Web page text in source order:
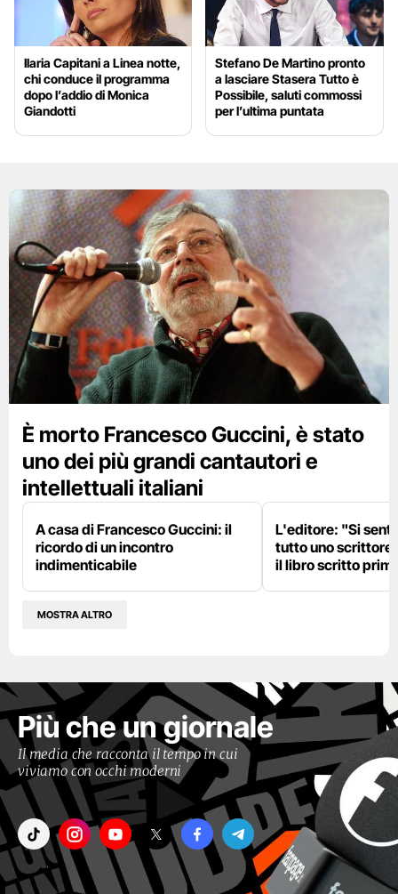
Ilaria Capitani a Linea notte,
chi conduce il programma
dopo l’addio di Monica
Giandotti
Stefano De Martino pronto
a lasciare Stasera Tutto è
Possibile, saluti commossi
per l’ultima puntata
È morto Francesco Guccini, è stato
uno dei più grandi cantautori e
intellettuali italiani
A casa di Francesco Guccini: il
ricordo di un incontro
indimenticabile
L'editore: "Si
tutto uno
il libro scritto
MOSTRA ALTRO
Più che un giornale
Il media che racconta il tempo in cui
viviamo con occhi moderni